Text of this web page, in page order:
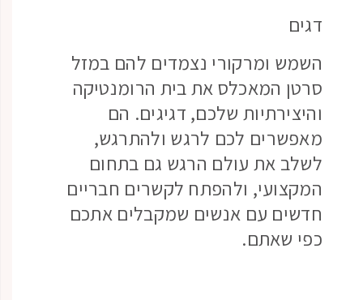
דגים
השמש ומרקורי נצמדים להם במזל
סרטן המאכלס את בית הרומנטיקה
והיצירתיות שלכם, דגיגים. הם
מאפשרים לכם לרגש ולהתרגש,
לשלב את עולם הרגש גם בתחום
המקצועי, ולהפתח לקשרים חבריים
חדשים עם אנשים שמקבלים אתכם
כפי שאתם.